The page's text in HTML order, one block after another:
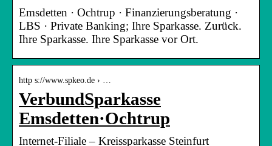
Emsdetten · Ochtrup · Finanzierungsberatung ·
LBS · Private Banking; Ihre Sparkasse. Zurück.
Ihre Sparkasse. Ihre Sparkasse vor Ort.
http s://www.spkeo.de › …
VerbundSparkasse
Emsdetten·Ochtrup
Internet-Filiale – Kreissparkasse Steinfurt